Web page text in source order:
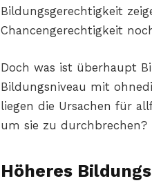
Bildungsgerechtigkeit
Chancengerechtigkeit
Doch was ist überhaupt
Bildungsniveau mit
liegen die Ursachen für
um sie zu durchbrechen?
Höheres